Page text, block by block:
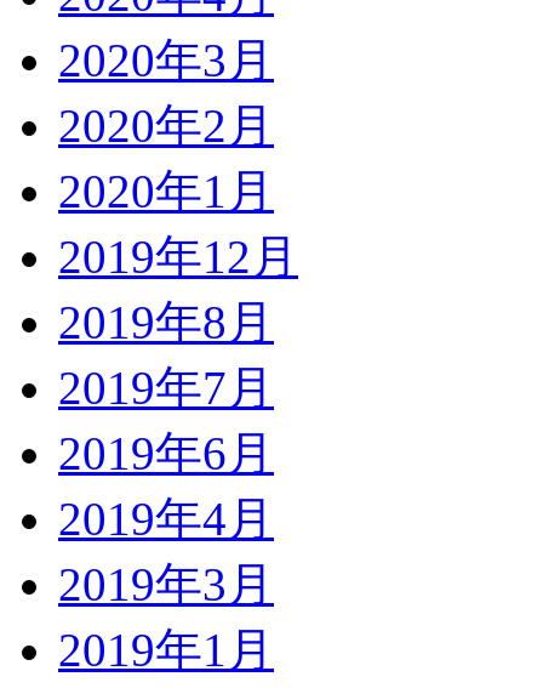
2020年3月
2020年2月
2020年1月
2019年12月
2019年8月
2019年7月
2019年6月
2019年4月
2019年3月
2019年1月